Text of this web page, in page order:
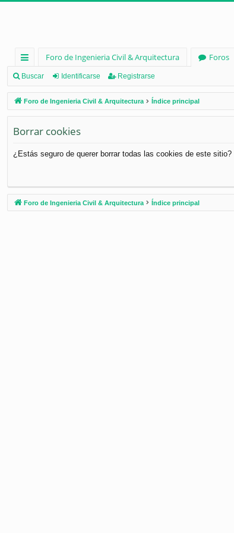
nl
ac
es
rá
pi
os
Foro de Ingenieria Civil & Arquitectura
Foros
Buscar Identificarse Registrarse
Foro de Ingenieria Civil & Arquitectura Índice principal
Borrar cookies
¿Estás seguro de querer borrar todas las cookies de este sitio?
Foro de Ingenieria Civil & Arquitectura Índice principal